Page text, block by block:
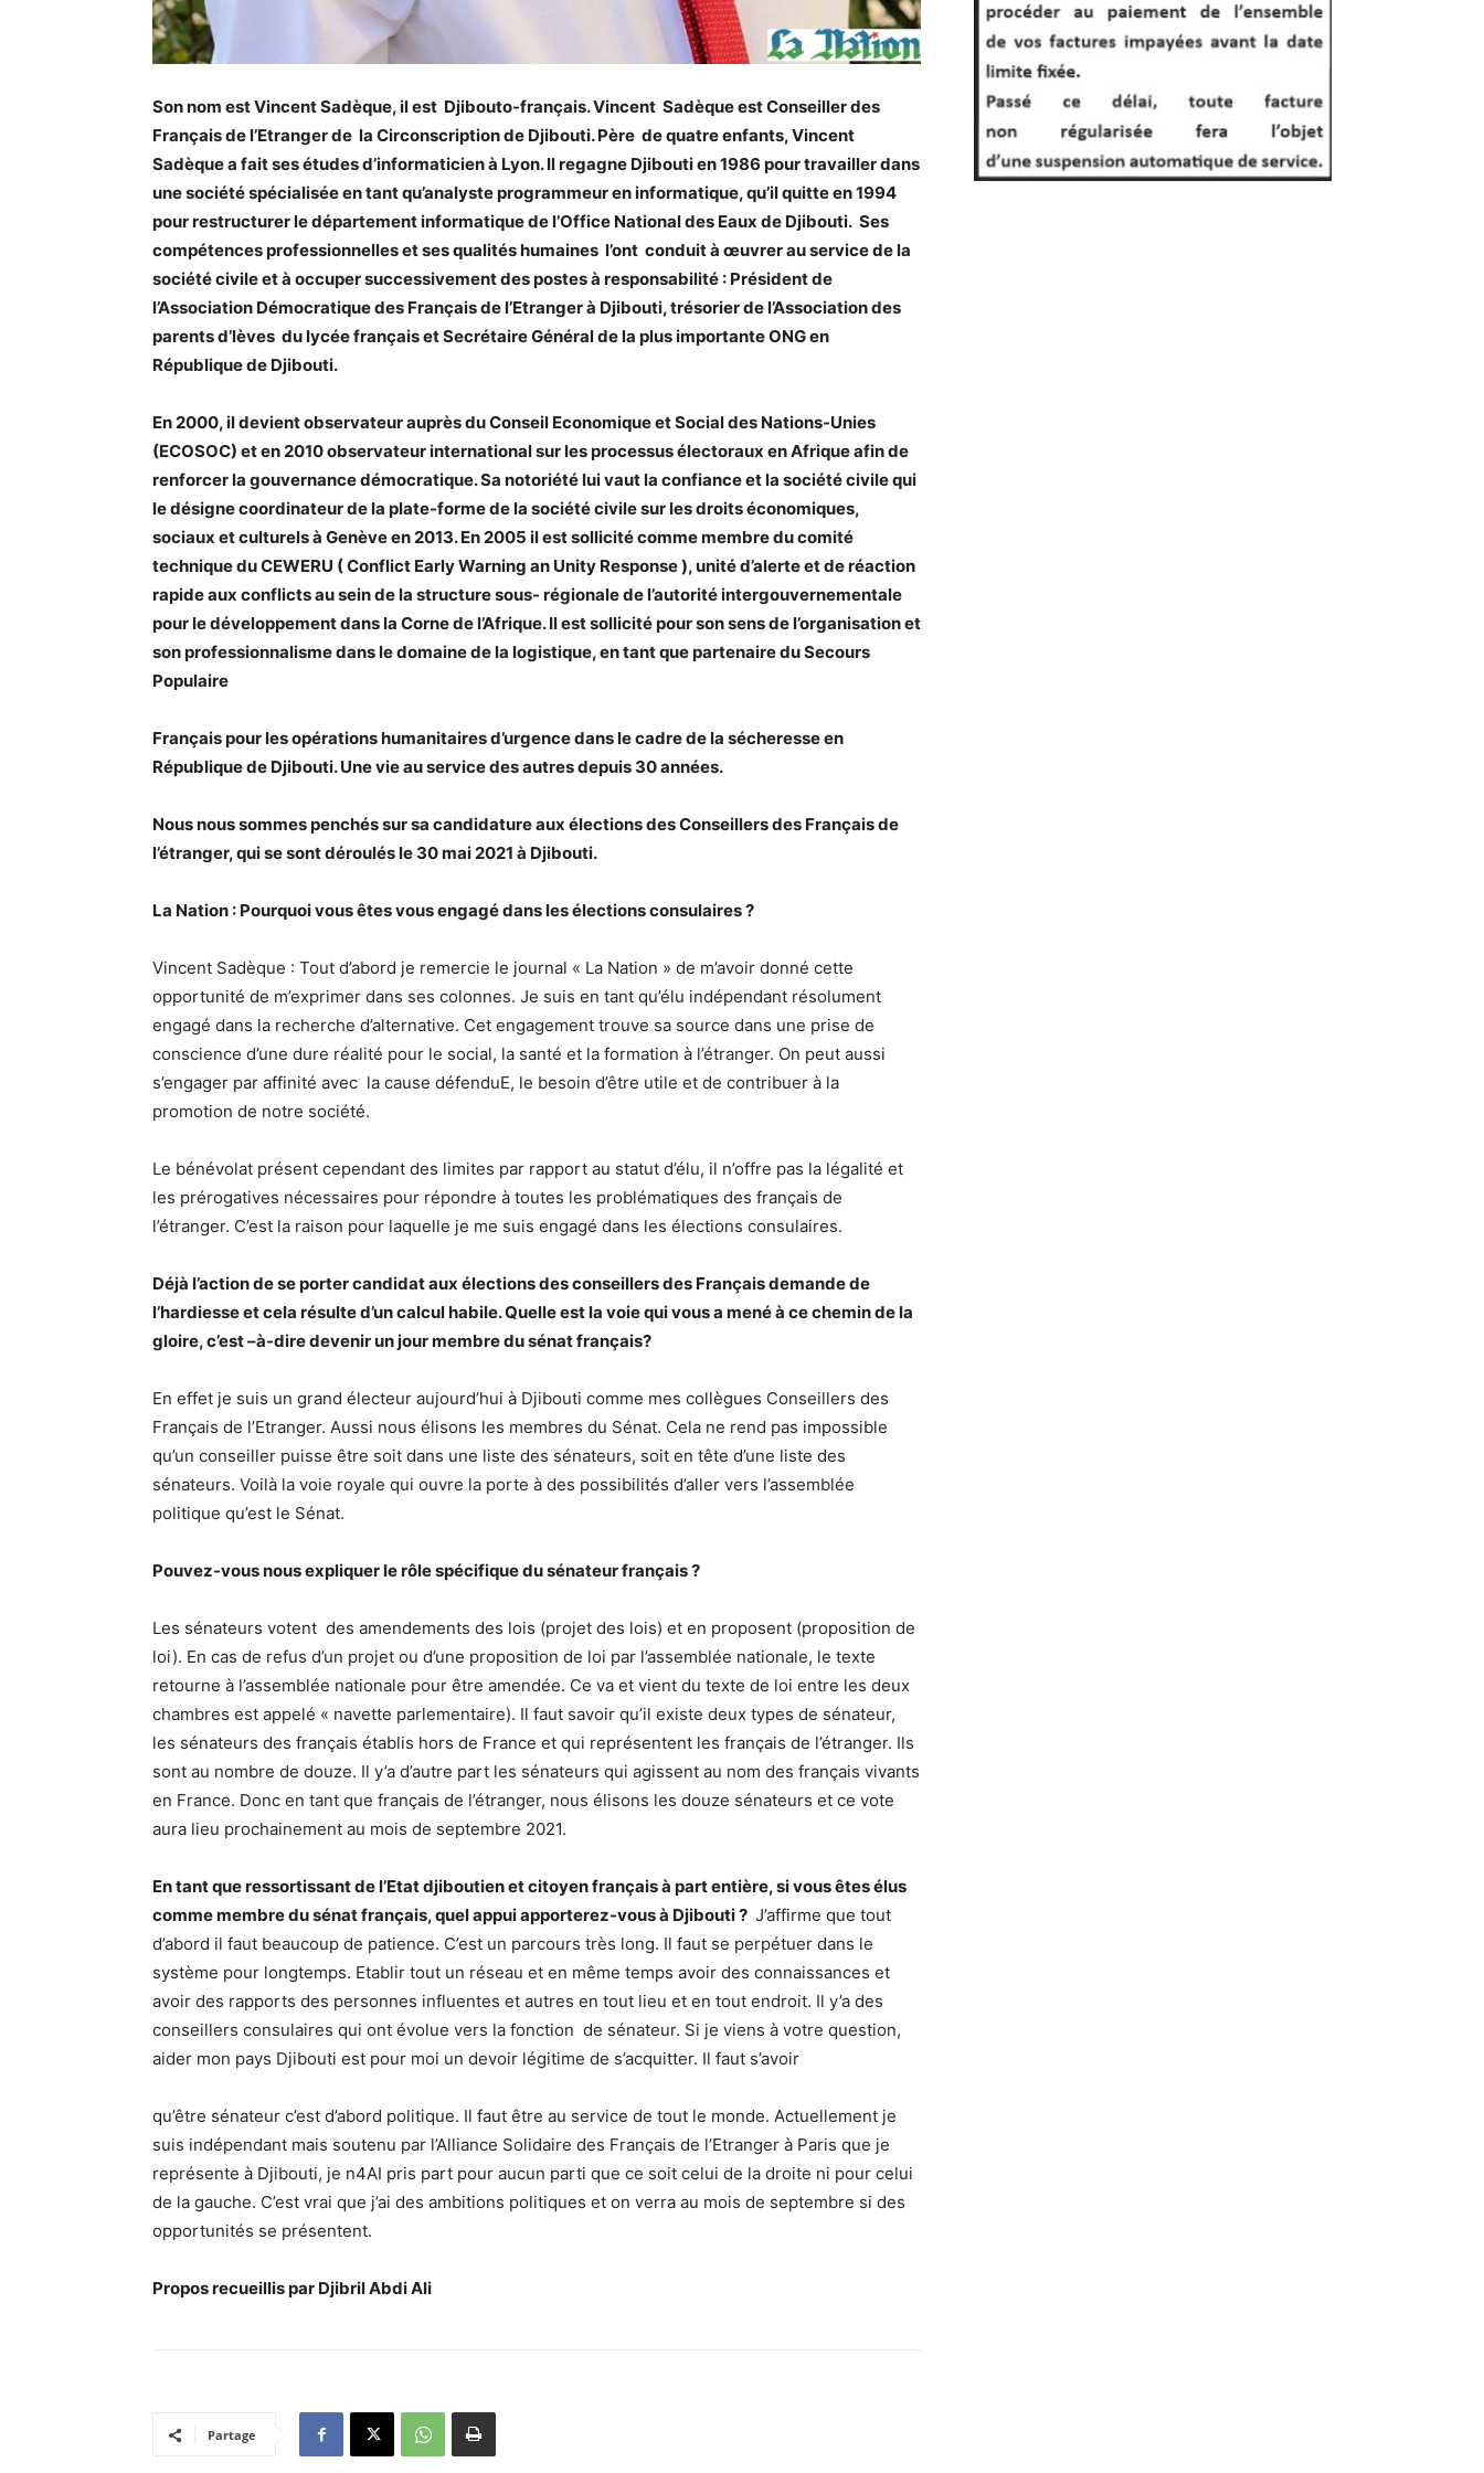
Son nom est Vincent Sadèque, il est Djibouto-français. Vincent Sadèque est Conseiller des
Français de l’Etranger de la Circonscription de Djibouti. Père de quatre enfants, Vincent
Sadèque a fait ses études d’informaticien à Lyon. Il regagne Djibouti en 1986 pour travailler dans
une société spécialisée en tant qu’analyste programmeur en informatique, qu’il quitte en 1994
pour restructurer le département informatique de l’Office National des Eaux de Djibouti. Ses
compétences professionnelles et ses qualités humaines l’ont conduit à œuvrer au service de la
société civile et à occuper successivement des postes à responsabilité : Président de
l’Association Démocratique des Français de l’Etranger à Djibouti, trésorier de l’Association des
parents d’lèves du lycée français et Secrétaire Général de la plus importante ONG en
République de Djibouti.
En 2000, il devient observateur auprès du Conseil Economique et Social des Nations-Unies
(ECOSOC) et en 2010 observateur international sur les processus électoraux en Afrique afin de
renforcer la gouvernance démocratique. Sa notoriété lui vaut la confiance et la société civile qui
le désigne coordinateur de la plate-forme de la société civile sur les droits économiques,
sociaux et culturels à Genève en 2013. En 2005 il est sollicité comme membre du comité
technique du CEWERU ( Conflict Early Warning an Unity Response ), unité d’alerte et de réaction
rapide aux conflicts au sein de la structure sous- régionale de l’autorité intergouvernementale
pour le développement dans la Corne de l’Afrique. Il est sollicité pour son sens de l’organisation et
son professionnalisme dans le domaine de la logistique, en tant que partenaire du Secours
Populaire
Français pour les opérations humanitaires d’urgence dans le cadre de la sécheresse en
République de Djibouti. Une vie au service des autres depuis 30 années.
Nous nous sommes penchés sur sa candidature aux élections des Conseillers des Français de
l’étranger, qui se sont déroulés le 30 mai 2021 à Djibouti.
La Nation : Pourquoi vous êtes vous engagé dans les élections consulaires ?
Vincent Sadèque : Tout d’abord je remercie le journal « La Nation » de m’avoir donné cette
opportunité de m’exprimer dans ses colonnes. Je suis en tant qu’élu indépendant résolument
engagé dans la recherche d’alternative. Cet engagement trouve sa source dans une prise de
conscience d’une dure réalité pour le social, la santé et la formation à l’étranger. On peut aussi
s’engager par affinité avec la cause défenduE, le besoin d’être utile et de contribuer à la
promotion de notre société.
Le bénévolat présent cependant des limites par rapport au statut d’élu, il n’offre pas la légalité et
les prérogatives nécessaires pour répondre à toutes les problématiques des français de
l’étranger. C’est la raison pour laquelle je me suis engagé dans les élections consulaires.
Déjà l’action de se porter candidat aux élections des conseillers des Français demande de
l’hardiesse et cela résulte d’un calcul habile. Quelle est la voie qui vous a mené à ce chemin de la
gloire, c’est –à-dire devenir un jour membre du sénat français?
En effet je suis un grand électeur aujourd’hui à Djibouti comme mes collègues Conseillers des
Français de l’Etranger. Aussi nous élisons les membres du Sénat. Cela ne rend pas impossible
qu’un conseiller puisse être soit dans une liste des sénateurs, soit en tête d’une liste des
sénateurs. Voilà la voie royale qui ouvre la porte à des possibilités d’aller vers l’assemblée
politique qu’est le Sénat.
Pouvez-vous nous expliquer le rôle spécifique du sénateur français ?
Les sénateurs votent des amendements des lois (projet des lois) et en proposent (proposition de
loi). En cas de refus d’un projet ou d’une proposition de loi par l’assemblée nationale, le texte
retourne à l’assemblée nationale pour être amendée. Ce va et vient du texte de loi entre les deux
chambres est appelé « navette parlementaire). Il faut savoir qu’il existe deux types de sénateur,
les sénateurs des français établis hors de France et qui représentent les français de l’étranger. Ils
sont au nombre de douze. Il y’a d’autre part les sénateurs qui agissent au nom des français vivants
en France. Donc en tant que français de l’étranger, nous élisons les douze sénateurs et ce vote
aura lieu prochainement au mois de septembre 2021.
En tant que ressortissant de l’Etat djiboutien et citoyen français à part entière, si vous êtes élus
comme membre du sénat français, quel appui apporterez-vous à Djibouti ? J’affirme que tout
d’abord il faut beaucoup de patience. C’est un parcours très long. Il faut se perpétuer dans le
système pour longtemps. Etablir tout un réseau et en même temps avoir des connaissances et
avoir des rapports des personnes influentes et autres en tout lieu et en tout endroit. Il y’a des
conseillers consulaires qui ont évolue vers la fonction de sénateur. Si je viens à votre question,
aider mon pays Djibouti est pour moi un devoir légitime de s’acquitter. Il faut s’avoir
qu’être sénateur c’est d’abord politique. Il faut être au service de tout le monde. Actuellement je
suis indépendant mais soutenu par l’Alliance Solidaire des Français de l’Etranger à Paris que je
représente à Djibouti, je n4AI pris part pour aucun parti que ce soit celui de la droite ni pour celui
de la gauche. C’est vrai que j’ai des ambitions politiques et on verra au mois de septembre si des
opportunités se présentent.
Propos recueillis par Djibril Abdi Ali
Partage